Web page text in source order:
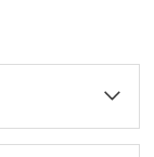
ン印鑑に高級
いる天然皮革
革職人の工房